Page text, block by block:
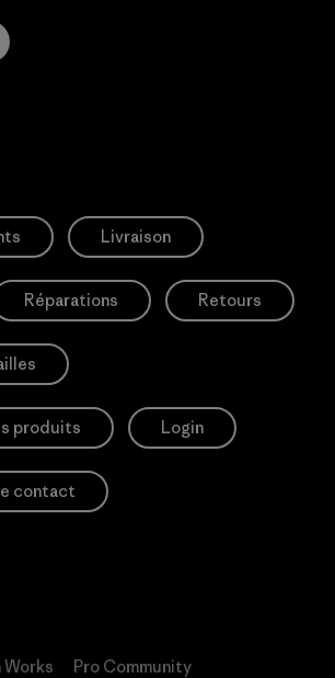
Livraison
Réparations Retours
produits Login
contact
Works Pro Community